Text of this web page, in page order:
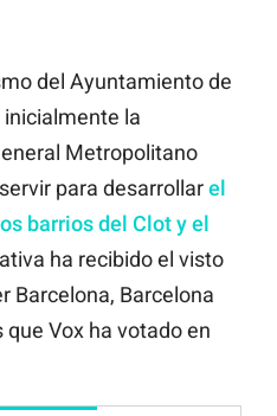
del Ayuntamiento de
la
Metropolitano
para desarrollarel
barrios del Clot y el
ha recibido el visto
Barcelona, Barcelona
que Vox ha votado en